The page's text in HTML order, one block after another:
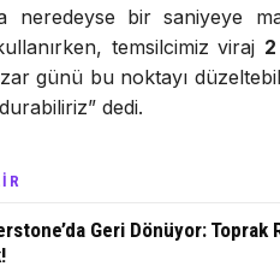
neredeyse bir saniyeye
temsilcimiz viraj 2
günü bu noktayı
dedi.
Geri Dönüyor: